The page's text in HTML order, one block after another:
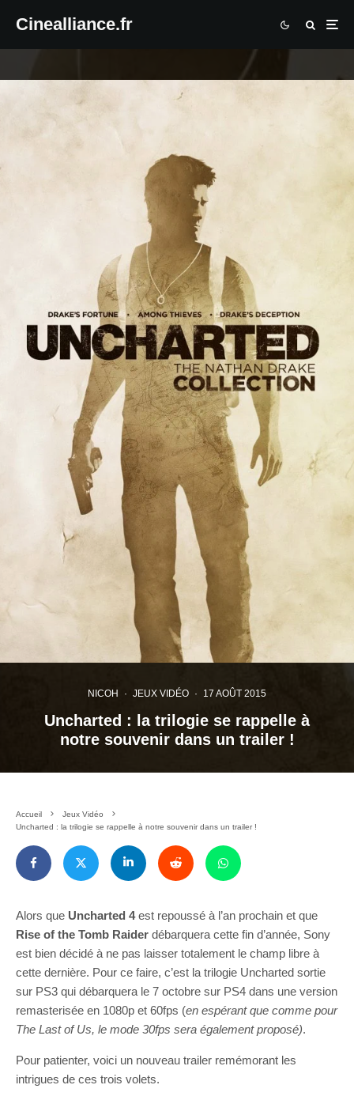
Cinealliance.fr
NICOH · JEUX VIDÉO · 17 AOÛT 2015
Uncharted : la trilogie se rappelle à
notre souvenir dans un trailer !
Accueil
Jeux Vidéo
Uncharted : la trilogie se rappelle à notre souvenir dans un trailer !
Alors que Uncharted 4est repoussé à l’an prochain et que
Rise of the Tomb Raider débarquera cette fin d’année, Sony
est bien décidé à ne pas laisser totalement le champ libre à
cette dernière. Pour ce faire, c’est la trilogie Uncharted sortie
sur PS3 qui débarquera le 7 octobre sur PS4 dans une version
remasterisée en 1080p et 60fps (en espérant que comme pour
The Last of Us, le mode 30fps sera également proposé).
Pour patienter, voici un nouveau trailer remémorant les
intrigues de ces trois volets.